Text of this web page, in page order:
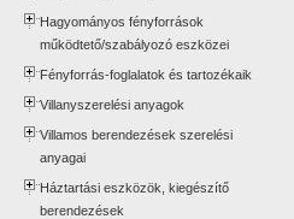
Hagyományos fényforrások
működtető/szabályozó eszközei
Fényforrás-foglalatok és tartozékaik
Villanyszerelési anyagok
Villamos berendezések szerelési
anyagai
Háztartási eszközök, kiegészítő
berendezések